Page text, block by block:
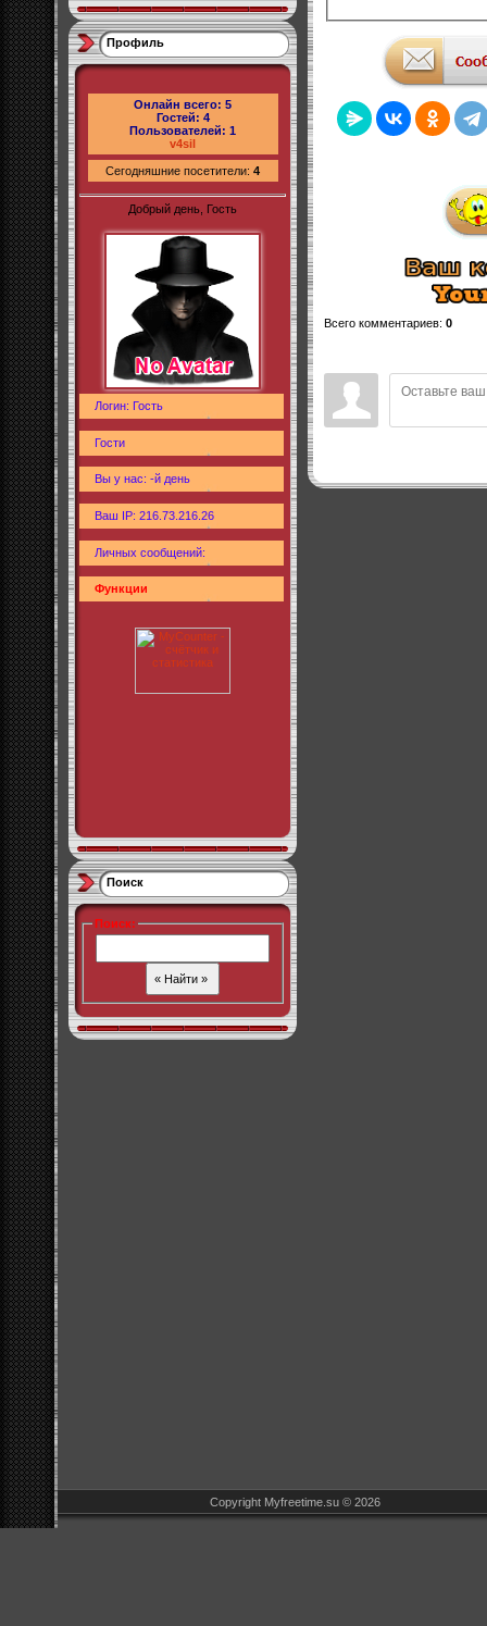
Профиль
Онлайн всего: 5
Гостей: 4
Пользователей: 1
v4sil
Сегодняшние посетители: 4
Добрый день, Гость
Логин: Гость
Гости
Вы у нас: -й день
Ваш IP: 216.73.216.26
Личных сообщений:
Функции
Поиск
Поиск:
Всего комментариев: 0
Copyright Myfreetime.su © 2026